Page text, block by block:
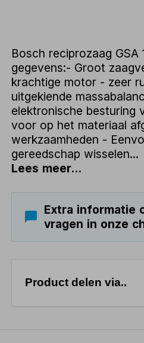
Bosch reciprozaag GSA
gegevens:- Groot
krachtige motor - zeer
uitgekiende
elektronische besturing
voor op het materiaal
werkzaamheden -
gereedschap wisselen...
Lees meer...
Extra informatie
vragen in onze
Product delen via..